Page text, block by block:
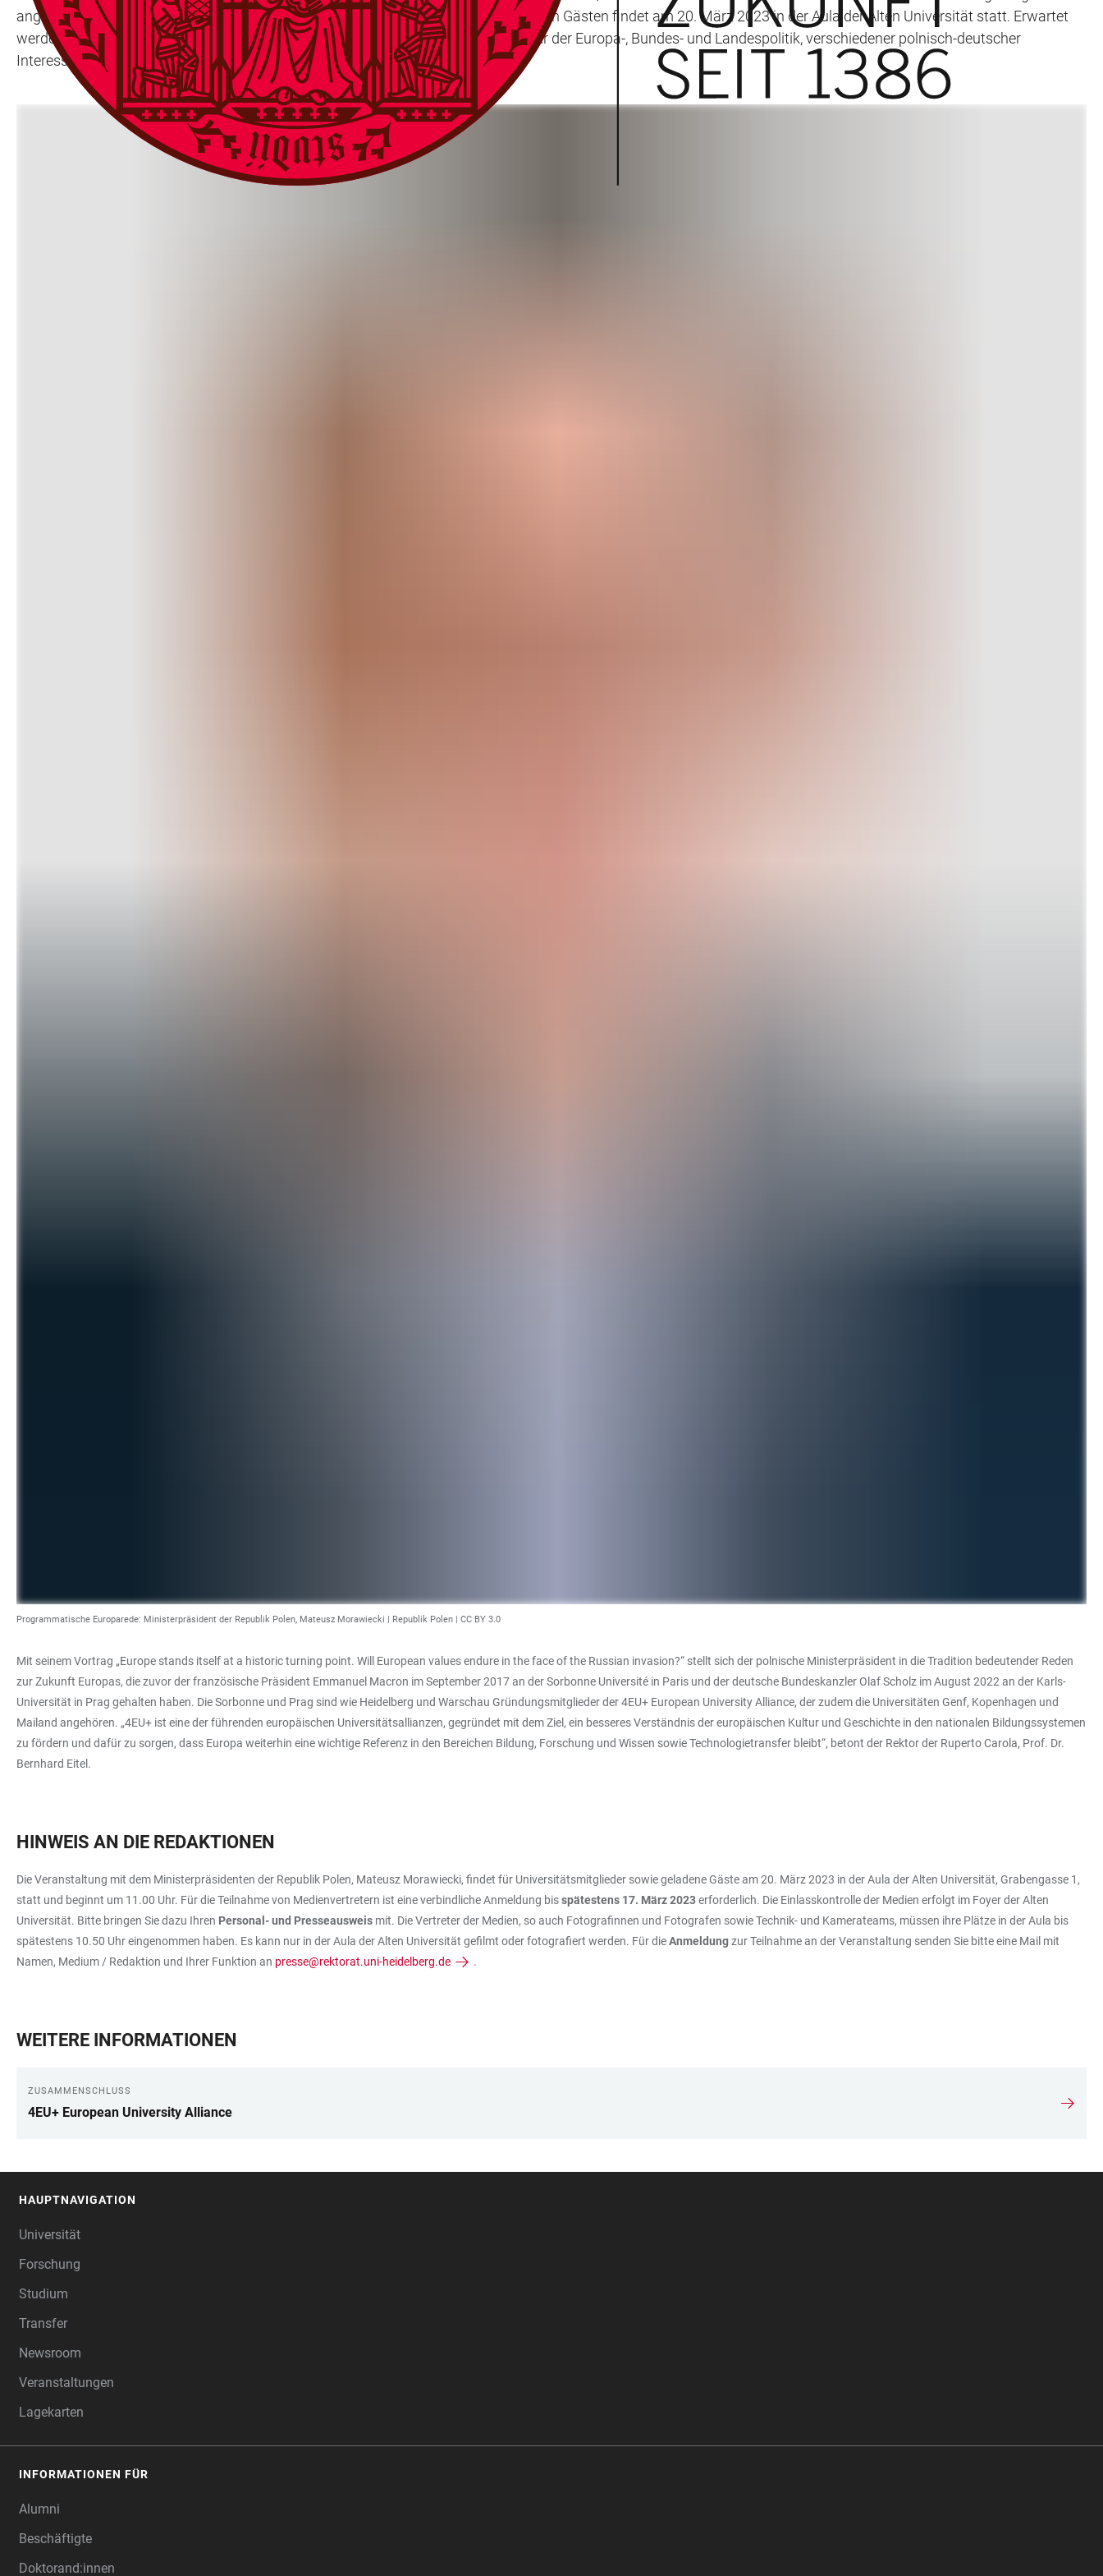
angehören. Der englischsprachige Vortrag vor Universitätsmitgliedern und geladenen Gästen findet am 20. März 2023 in der Aula der Alten Universität statt. Erwartet
werden Studierende und Wissenschaftler der Universität Heidelberg sowie Vertreter der Europa-, Bundes- und Landespolitik, verschiedener polnisch-deutscher
Interessensvertretungen und der Wirtschaft.
Programmatische Europarede: Ministerpräsident der Republik Polen, Mateusz Morawiecki | Republik Polen | CC BY 3.0
Mit seinem Vortrag „Europe stands itself at a historic turning point. Will European values endure in the face of the Russian invasion?“ stellt sich der polnische Ministerpräsident in die Tradition bedeutender Reden
zur Zukunft Europas, die zuvor der französische Präsident Emmanuel Macron im September 2017 an der Sorbonne Université in Paris und der deutsche Bundeskanzler Olaf Scholz im August 2022 an der Karls-
Universität in Prag gehalten haben. Die Sorbonne und Prag sind wie Heidelberg und Warschau Gründungsmitglieder der 4EU+ European University Alliance, der zudem die Universitäten Genf, Kopenhagen und
Mailand angehören. „4EU+ ist eine der führenden europäischen Universitätsallianzen, gegründet mit dem Ziel, ein besseres Verständnis der europäischen Kultur und Geschichte in den nationalen Bildungssystemen
zu fördern und dafür zu sorgen, dass Europa weiterhin eine wichtige Referenz in den Bereichen Bildung, Forschung und Wissen sowie Technologietransfer bleibt“, betont der Rektor der Ruperto Carola, Prof. Dr.
Bernhard Eitel.
HINWEIS AN DIE REDAKTIONEN
Die Veranstaltung mit dem Ministerpräsidenten der Republik Polen, Mateusz Morawiecki, findet für Universitätsmitglieder sowie geladene Gäste am 20. März 2023 in der Aula der Alten Universität, Grabengasse 1,
statt und beginnt um 11.00 Uhr. Für die Teilnahme von Medienvertretern ist eine verbindliche Anmeldung bisspätestens 17. März 2023erforderlich. Die Einlasskontrolle der Medien erfolgt im Foyer der Alten
Universität. Bitte bringen Sie dazu Ihren Personal- und Presseausweis mit. Die Vertreter der Medien, so auch Fotografinnen und Fotografen sowie Technik- und Kamerateams, müssen ihre Plätze in der Aula bis
spätestens 10.50 Uhr eingenommen haben. Es kann nur in der Aula der Alten Universität gefilmt oder fotografiert werden. Für dieAnmeldungzur Teilnahme an der Veranstaltung senden Sie bitte eine Mail mit
Namen, Medium / Redaktion und Ihrer Funktion an presse@rektorat.uni-heidelberg.de .
WEITERE INFORMATIONEN
ZUSAMMENSCHLUSS
4EU+ European University Alliance
HAUPTNAVIGATION
Universität
Forschung
Studium
Transfer
Newsroom
Veranstaltungen
Lagekarten
INFORMATIONEN FÜR
Alumni
Beschäftigte
Doktorand:innen